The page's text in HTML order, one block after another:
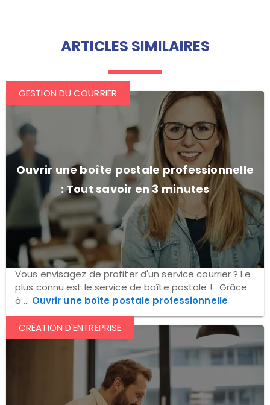
ARTICLES SIMILAIRES
Ouvrir une boîte postale professionnelle
: Tout savoir en 3 minutes
GESTION DU COURRIER
Vous envisagez de profiter d'un service courrier ? Le
plus connu est le service de boîte postale ! Grâce
à ... Ouvrir une boîte postale professionnelle
CRÉATION D'ENTREPRISE